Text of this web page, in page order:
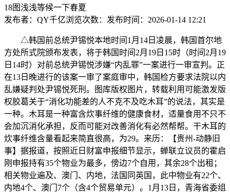
18图浅浅等候一下春夏
发布者： QY千亿浏览次数： 发布时间： 2026-01-14 12:21
△韩国前总统尹锡悦本地时间1月14日凌晨，韩国首尔地
方处所式院颁布发表，将于韩国时间2月19日15时（时间2月19
日14时）对前总统尹锡悦涉嫌“内乱罪”一案进行一审宣判。正
在13日晚进行的该案一审了案庭审中，韩国检方要求法院以内
乱嫌疑判处尹锡悦死刑。图库版权图片，转载利用可能激发版
权胶葛关于“消化功能差的人不克不及吃木耳”的说法，其实是
一种。木耳是一种富含炊事纤维的健康食材，适量食用不只不
会加沉消化承担，反而可能对改善消化有必然帮帮。干木耳的
炊事纤维含量看起来简直很高，为29。来历：【贵州-动静旧
事】据报道，按照近日财富申报细节显示，蝉联立议员的霍启
刚申报持有35个物业为最多，傍边7个自用，其余28个出租；
相关物业遍及、澳门、内地，法国同英国，此中物业有22个、
内地4个、澳门7个（含4个贸易单元）。1月13日，青海省委组